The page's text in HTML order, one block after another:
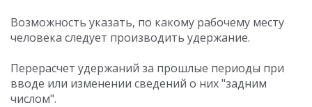
Возможность указать, по какому рабочему месту
человека следует производить удержание.
Перерасчет удержаний за прошлые периоды при
вводе или изменении сведений о них "задним
числом".